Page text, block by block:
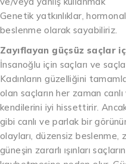
Genetik yatkınlıklar,
beslenme olarak sayabiliriz.
Zayıflayan güçsüz saçlar
İnsanoğlu için saçları ve
Kadınların güzelliğini
olan saçların her zaman
kendilerini iyi hissettirir.
gibi canlı ve parlak bir
olayları, düzensiz beslenme,
güneşin zararlı ışınları